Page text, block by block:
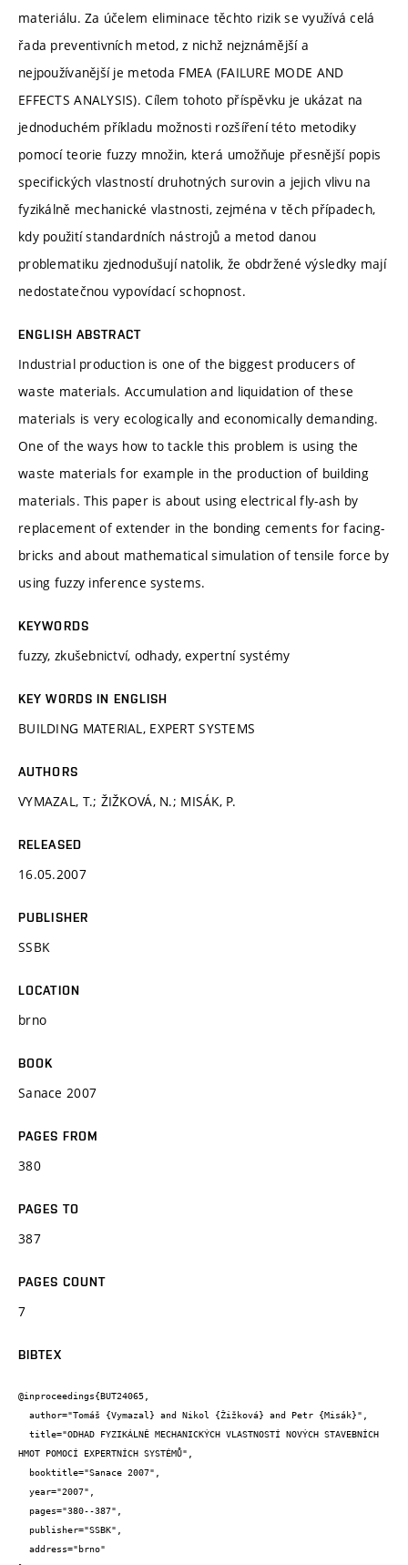
materiálu. Za účelem eliminace těchto rizik se využívá celá
řada preventivních metod, z nichž nejznámější a
nejpoužívanější je metoda FMEA (FAILURE MODE AND
EFFECTS ANALYSIS). Cílem tohoto příspěvku je ukázat na
jednoduchém příkladu možnosti rozšíření této metodiky
pomocí teorie fuzzy množin, která umožňuje přesnější popis
specifických vlastností druhotných surovin a jejich vlivu na
fyzikálně mechanické vlastnosti, zejména v těch případech,
kdy použití standardních nástrojů a metod danou
problematiku zjednodušují natolik, že obdržené výsledky mají
nedostatečnou vypovídací schopnost.
ENGLISH ABSTRACT
Industrial production is one of the biggest producers of
waste materials. Accumulation and liquidation of these
materials is very ecologically and economically demanding.
One of the ways how to tackle this problem is using the
waste materials for example in the production of building
materials. This paper is about using electrical fly-ash by
replacement of extender in the bonding cements for facing-
bricks and about mathematical simulation of tensile force by
using fuzzy inference systems.
KEYWORDS
fuzzy, zkušebnictví, odhady, expertní systémy
KEY WORDS IN ENGLISH
BUILDING MATERIAL, EXPERT SYSTEMS
AUTHORS
VYMAZAL, T.; ŽIŽKOVÁ, N.; MISÁK, P.
RELEASED
16.05.2007
PUBLISHER
SSBK
LOCATION
brno
BOOK
Sanace 2007
PAGES FROM
380
PAGES TO
387
PAGES COUNT
7
BIBTEX
@inproceedings{BUT24065,
HMOT POMOCÍ EXPERTNÍCH SYSTÉMŮ",